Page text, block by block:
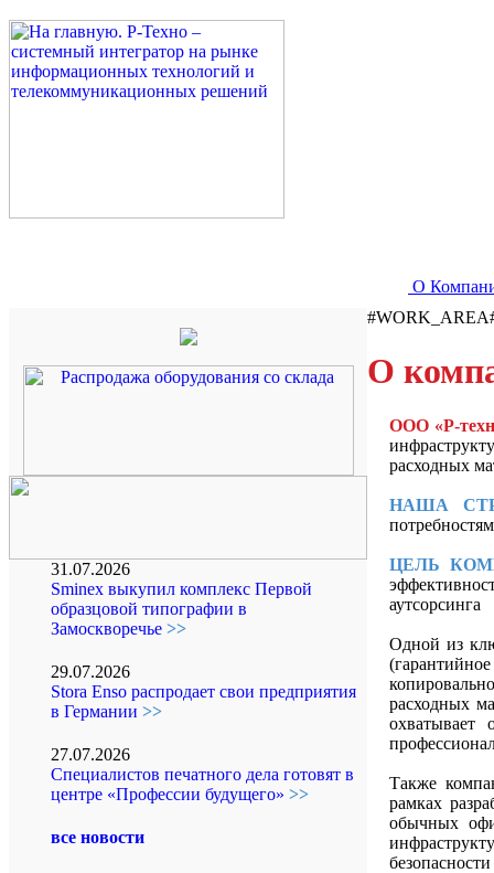
О
31.07.2026
Sminex выкупил комплекс Первой
образцовой типографии в
Замоскворечье >>
29.07.2026
Stora Enso распродает свои предприятия
в Германии >>
27.07.2026
Специалистов печатного дела готовят в
центре «Профессии будущего» >>
все новости
О
ООО «P-
расходных
НАША
ЦЕЛЬ
аутсорсинга
Одной из
расходных
охватывает
Также
рамках
обычных